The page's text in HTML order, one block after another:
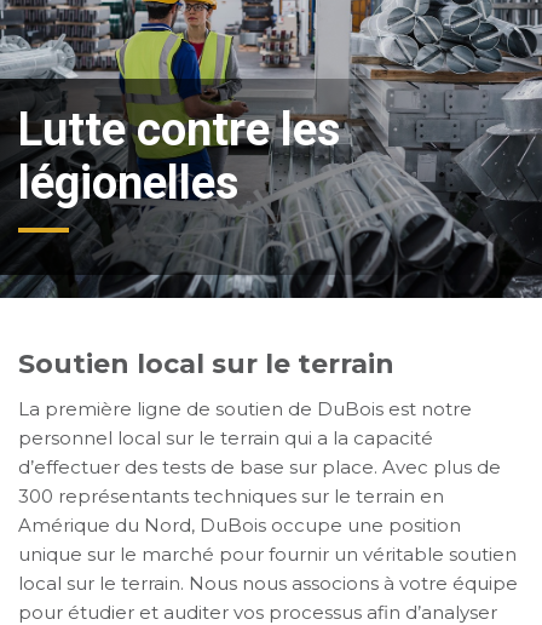
Lutte contre les
légionelles
Soutien local sur le terrain
La première ligne de soutien de DuBois est notre
personnel local sur le terrain qui a la capacité
d’effectuer des tests de base sur place. Avec plus de
300 représentants techniques sur le terrain en
Amérique du Nord, DuBois occupe une position
unique sur le marché pour fournir un véritable soutien
local sur le terrain. Nous nous associons à votre équipe
pour étudier et auditer vos processus afin d’analyser